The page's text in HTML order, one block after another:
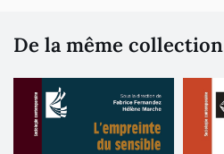
De la même collection